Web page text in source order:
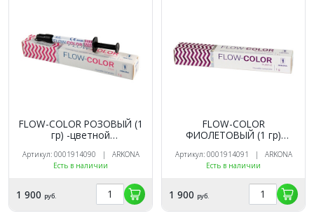
FLOW-COLOR РОЗОВЫЙ (1
гр) -цветной
светоотв.композит типа
"flow", ARKONA
Артикул: 0001914090 | ARKONA
Есть в наличии
1 900 руб.
FLOW-COLOR
ФИОЛЕТОВЫЙ (1 гр)
светоотв.композит типа
"flow", ARKONA
Артикул: 0001914091 | ARKONA
Есть в наличии
1 900 руб.